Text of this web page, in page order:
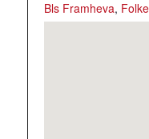
Bls Framheva,